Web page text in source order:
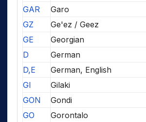
GAR
Garo
GZ
Ge'ez / Geez
GE
Georgian
D
German
D,E
German, English
GI
Gilaki
GON
Gondi
GO
Gorontalo